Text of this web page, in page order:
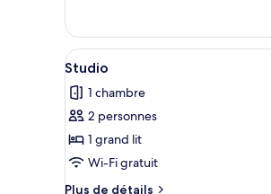
Appartement
Supérieur
le
type
de
Appartement
Supérieur
Afficher
toutes
les
photos
pour
ce
type
Une
14
Studio
1 chambre
2 personnes
1 grand lit
Wi-Fi gratuit
Plus de détails
Plus